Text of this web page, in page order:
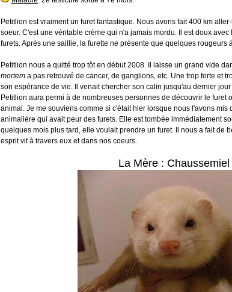
Petitlion est vraiment un furet fantastique. Nous avons fait 400 km
soeur. C'est une véritable crème qui n'a jamais mordu. Il est doux
furets. Après une saillie, la furette ne présente que quelques rougeurs
Petitlion nous a quitté trop tôt en début 2008. Il laisse un grand vide
mortem a pas retrouvé de cancer, de ganglions, etc. Une trop forte et
son espérance de vie. Il venait chercher son calin jusqu'au dernier
Petitlion aura permi à de nombreuses personnes de découvrir le furet
animal. Je me souviens comme si c'était hier lorsque nous l'avons mis
animalière qui avait peur des furets. Elle est tombée immédiatement
quelques mois plus tard, elle voulait prendre un furet. Il nous a fait de
esprit vit à travers eux et dans nos coeurs.
La Mère : Chaussemiel